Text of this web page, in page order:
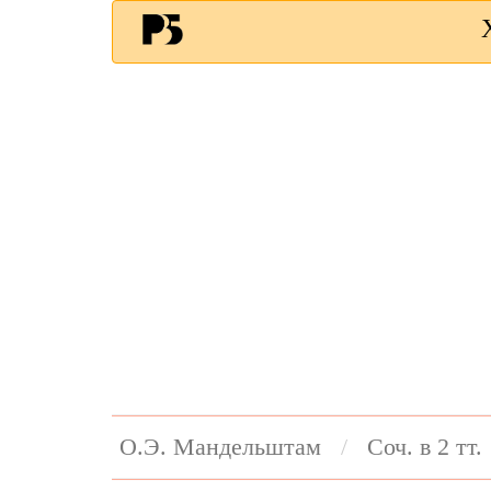
О.Э. Мандельштам Соч. в 2 тт.